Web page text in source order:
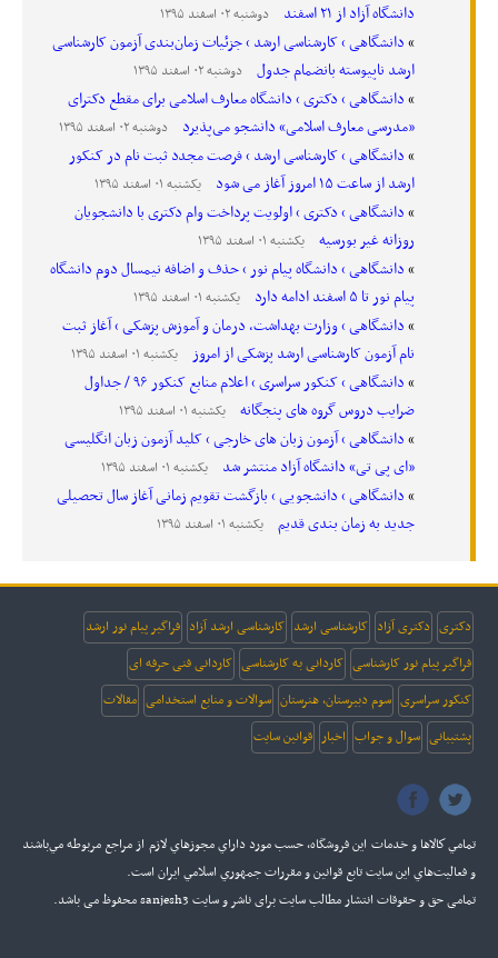
دانشگاه آزاد از ۲۱ اسفند
دوشنبه ۰۲ اسفند ۱۳۹۵
دانشگاهی › کارشناسی ارشد › جزئیات زمان‌بندی آزمون کارشناسی
ارشد ناپیوسته بانضمام جدول
دوشنبه ۰۲ اسفند ۱۳۹۵
دانشگاهی › دکتری › دانشگاه معارف اسلامی برای مقطع دکترای
«مدرسی معارف اسلامی» دانشجو می‌پذیرد
دوشنبه ۰۲ اسفند ۱۳۹۵
دانشگاهی › کارشناسی ارشد › فرصت مجدد ثبت نام در کنکور
ارشد از ساعت ۱۵ امروز آغاز می شود
یکشنبه ۰۱ اسفند ۱۳۹۵
دانشگاهی › دکتری › اولویت پرداخت وام دکتری با دانشجویان
روزانه غیر بورسیه
یکشنبه ۰۱ اسفند ۱۳۹۵
دانشگاهی › دانشگاه پیام نور › حذف و اضافه نیمسال دوم دانشگاه
پیام نور تا ۵ اسفند ادامه دارد
یکشنبه ۰۱ اسفند ۱۳۹۵
دانشگاهی › وزارت بهداشت، درمان و آموزش پزشکی › آغاز ثبت
نام آزمون کارشناسی ارشد پزشکی از امروز
یکشنبه ۰۱ اسفند ۱۳۹۵
دانشگاهی › کنکور سراسری › اعلام منابع کنکور ۹۶ / جداول
ضرایب دروس گروه های پنجگانه
یکشنبه ۰۱ اسفند ۱۳۹۵
دانشگاهی › آزمون زبان های خارجی › کلید آزمون زبان انگلیسی
«ای پی تی» دانشگاه آزاد منتشر شد
یکشنبه ۰۱ اسفند ۱۳۹۵
دانشگاهی › دانشجویی › بازگشت تقویم زمانی آغاز سال تحصیلی
جدید به زمان بندی قدیم
یکشنبه ۰۱ اسفند ۱۳۹۵
دکتری دکتری آزاد کارشناسی ارشد کارشناسی ارشد آزاد فراگیر پیام نور ارشد
فراگیر پیام نور کارشناسی کاردانی به کارشناسی کاردانی فنی حرفه ای
کنکور سراسری سوم دبیرستان، هنرستان سوالات و منابع استخدامی مقالات
پشتیبانی سوال و جواب اخبار قوانین سایت
تمامي كالاها و خدمات اين فروشگاه، حسب مورد داراي مجوزهاي لازم از مراجع مربوطه مي‌باشند
و فعاليت‌هاي اين سايت تابع قوانين و مقررات جمهوري اسلامي ايران است.
تمامی حق و حقوقات انتشار مطالب سایت برای ناشر و سایت sanjesh3 محفوظ می باشد.